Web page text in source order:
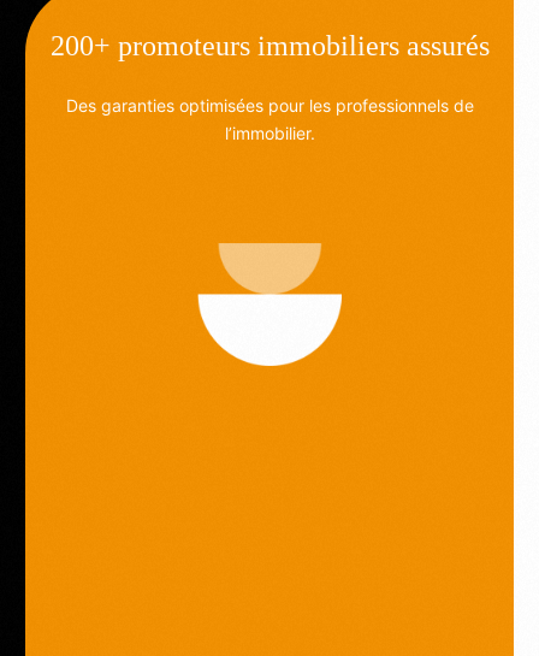
200+ promoteurs immobiliers assurés
Des garanties optimisées pour les professionnels de
l’immobilier.